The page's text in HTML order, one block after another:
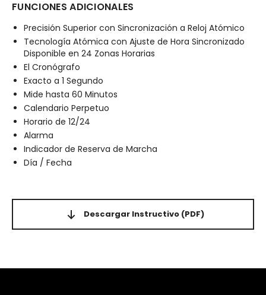
FUNCIONES ADICIONALES
Precisión Superior con Sincronización a Reloj Atómico
Tecnología Atómica con Ajuste de Hora Sincronizado
Disponible en 24 Zonas Horarias
El Cronógrafo
Exacto a 1 Segundo
Mide hasta 60 Minutos
Calendario Perpetuo
Horario de 12/24
Alarma
Indicador de Reserva de Marcha
Día / Fecha
Descargar Instructivo (PDF)